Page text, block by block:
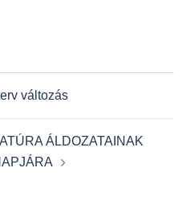
változás
ÁLDOZATAINAK